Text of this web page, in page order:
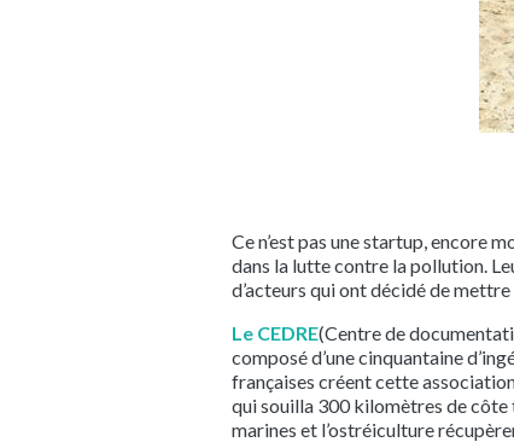
Ce n’est pas une startup, encore
dans la lutte contre la pollution.
d’acteurs qui ont décidé de
Le CEDRE(Centre de
composé d’une cinquantaine
françaises créent cette
qui souilla 300 kilomètres de côte
marines et l’ostréiculture